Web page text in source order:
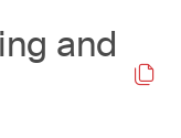
and